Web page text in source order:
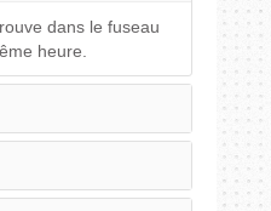
dans le fuseau
heure.